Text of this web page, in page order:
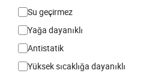
Su geçirmez
Yağa dayanıklı
Antistatik
Yüksek sıcaklığa dayanıklı